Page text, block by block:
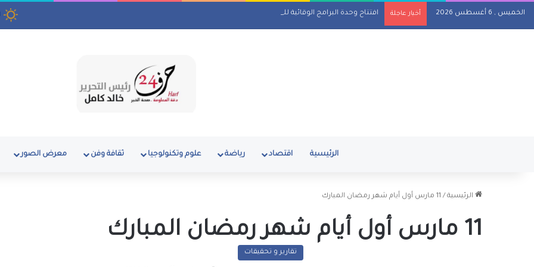
الخميس , 6 أغسطس 2026 أخبار عاجلة افتتاح وحدة البرامج الوقائية للصندوق بمنطقة رأس البر
الرئيسية اقتصاد رياضة علوم وتكنولوجيا ثقافة وفن معرض الصور
الرئيسية / 11 مارس أول أيام شهر رمضان المبارك
11 مارس أول أيام شهر رمضان المبارك
تقارير و تحقيقات